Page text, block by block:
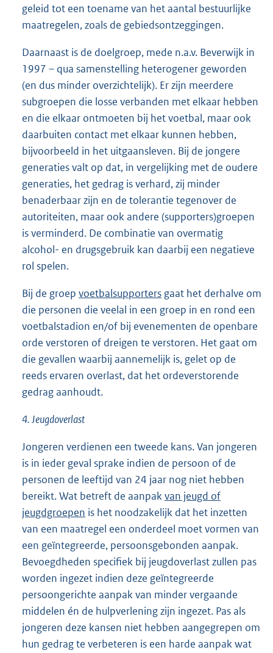
geleid tot een toename van het aantal bestuurlijke
maatregelen, zoals de gebiedsontzeggingen.
Daarnaast is de doelgroep, mede n.a.v. Beverwijk in
1997 – qua samenstelling heterogener geworden
(en dus minder overzichtelijk). Er zijn meerdere
subgroepen die losse verbanden met elkaar hebben
en die elkaar ontmoeten bij het voetbal, maar ook
daarbuiten contact met elkaar kunnen hebben,
bijvoorbeeld in het uitgaansleven. Bij de jongere
generaties valt op dat, in vergelijking met de oudere
generaties, het gedrag is verhard, zij minder
benaderbaar zijn en de tolerantie tegenover de
autoriteiten, maar ook andere (supporters)groepen
is verminderd. De combinatie van overmatig
alcohol- en drugsgebruik kan daarbij een negatieve
rol spelen.
Bij de groep voetbalsupporters gaat het derhalve om
die personen die veelal in een groep in en rond een
voetbalstadion en/of bij evenementen de openbare
orde verstoren of dreigen te verstoren. Het gaat om
die gevallen waarbij aannemelijk is, gelet op de
reeds ervaren overlast, dat het ordeverstorende
gedrag aanhoudt.
4. Jeugdoverlast
Jongeren verdienen een tweede kans. Van jongeren
is in ieder geval sprake indien de persoon of de
personen de leeftijd van 24 jaar nog niet hebben
bereikt. Wat betreft de aanpakvan jeugd of
jeugdgroepen is het noodzakelijk dat het inzetten
van een maatregel een onderdeel moet vormen van
een geïntegreerde, persoonsgebonden aanpak.
Bevoegdheden specifiek bij jeugdoverlast zullen pas
worden ingezet indien deze geïntegreerde
persoongerichte aanpak van minder vergaande
middelen én de hulpverlening zijn ingezet. Pas als
jongeren deze kansen niet hebben aangegrepen om
hun gedrag te verbeteren is een harde aanpak wat